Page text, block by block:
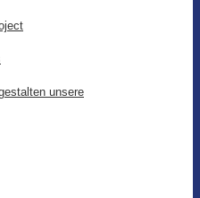
unsere